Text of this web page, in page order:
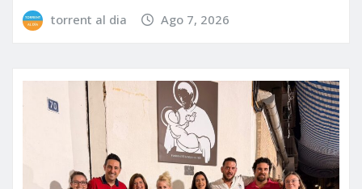
torrent al dia Ago 7, 2026